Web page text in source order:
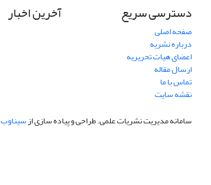
دسترسی سریع
صفحه اصلی
درباره نشریه
اعضای هیات تحریریه
ارسال مقاله
تماس با ما
نقشه سایت
آخرین اخبار
سامانه مدیریت نشریات علمی.طراحی و پیاده سازی ازسیناوب